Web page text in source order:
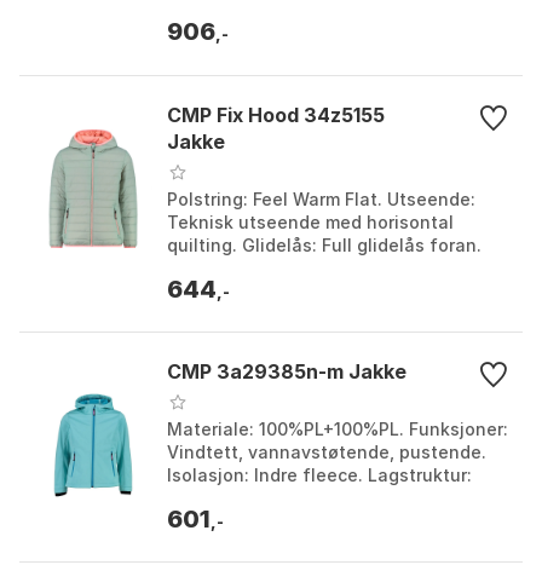
Sikkerhet: R...
906 ,-
CMP Fix Hood 34z5155
Jakke
Polstring: Feel Warm Flat. Utseende:
Teknisk utseende med horisontal
quilting. Glidelås: Full glidelås foran.
Farge: Jade, Ne...
644 ,-
CMP 3a29385n-m Jakke
Materiale: 100%PL+100%PL. Funksjoner:
Vindtett, vannavstøtende, pustende.
Isolasjon: Indre fleece. Lagstruktur:
hawaiian, La...
601 ,-